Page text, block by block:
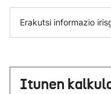
Erakutsi informazio
Itunen